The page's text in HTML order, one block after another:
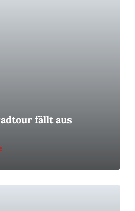
fällt aus